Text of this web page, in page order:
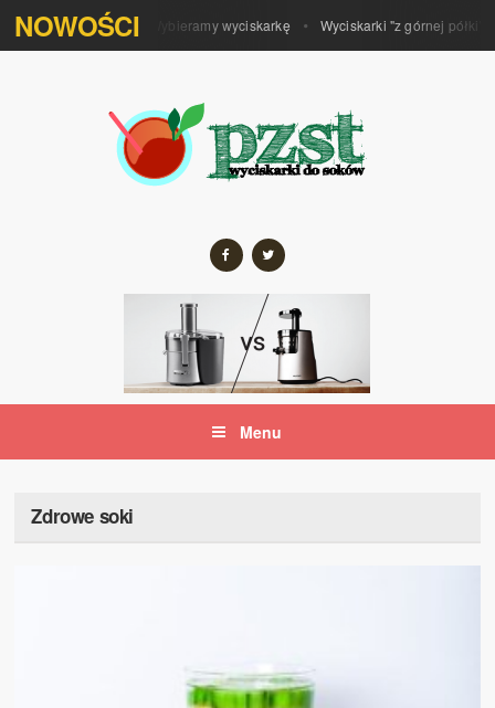
NOWOŚCI
kropli soku. Wybieramy wyciskarkę Wyciskarki "z górnej półki" i
Menu
Zdrowe soki